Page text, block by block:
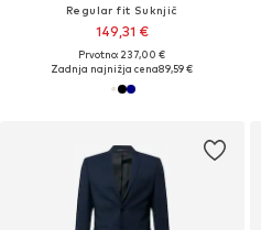
Regular fit Suknjič
149,31 €
Prvotno: 237,00 €
Zadnja najnižja cena89,59 €